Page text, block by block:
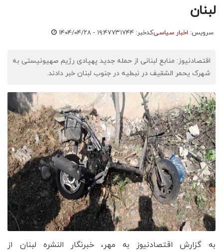
لبنان
سرویس: اخبار سیاسیکدخبر: ۷۳۱۷۴۴ ۱۴۰۴/۰۴/۲۸ - ۱۹:۴۷
اقتصادنیوز: منابع لبنانی از حمله جدید پهپادی رژیم صهیونیستی به
شهرک یحمر الشقیف در نبطیه در جنوب لبنان خبر دادند.
به گزارش اقتصادنیوز به مهر، خبرنگار النشره لبنان از